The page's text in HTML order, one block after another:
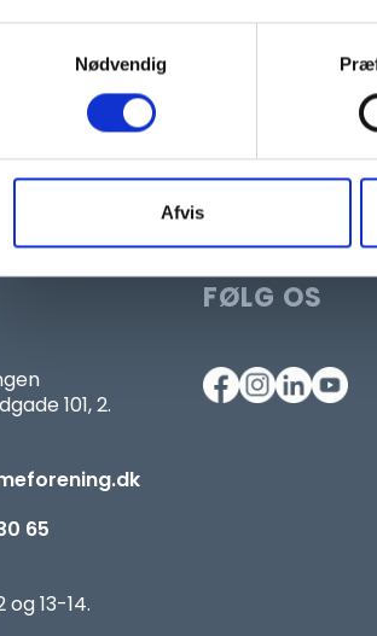
Nødvendig
Afvis
101, 2.
65
13-14.
FØLG OS